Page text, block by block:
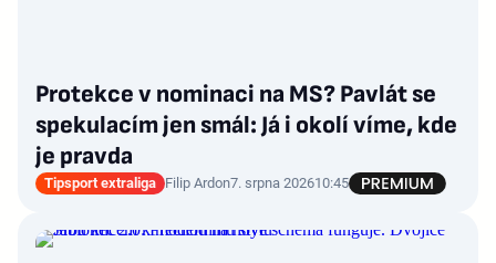
Protekce v nominaci na MS? Pavlát se
spekulacím jen smál: Já i okolí víme, kde
je pravda
Tipsport extraliga Filip Ardon7. srpna 202610:45